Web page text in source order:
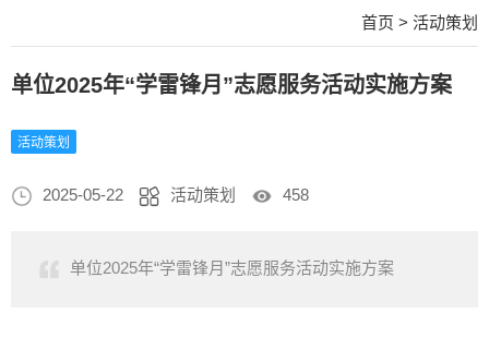
首页 > 活动策划
单位2025年“学雷锋月”志愿服务活动实施方案
活动策划
2025-05-22 活动策划 458
单位2025年“学雷锋月”志愿服务活动实施方案